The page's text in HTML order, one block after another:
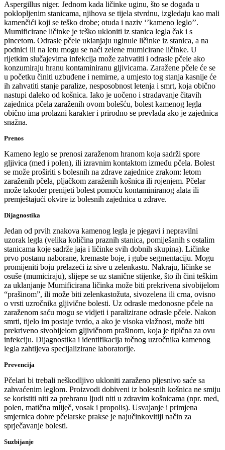
Aspergillus niger. Jednom kada ličinke uginu, što se događa u
poklopljenim stanicama, njihova se tijela stvrdnu, izgledaju kao mali
kamenčići koji se teško drobe; otuda i naziv ‘’kameno leglo’’.
Mumificirane ličinke je teško ukloniti iz stanica legla čak i s
pincetom. Odrasle pčele uklanjaju uginule ličinke iz stanica, a na
podnici ili na letu mogu se naći zelene mumicirane ličinke. U
rijetkim slučajevima infekcija može zahvatiti i odrasle pčele ako
konzumiraju hranu kontaminiranu gljivicama. Zaražene pčele će se
u početku činiti uzbuđene i nemirne, a umjesto tog stanja kasnije će
ih zahvatiti stanje paralize, nesposobnost letenja i smrt, koja obično
nastupi daleko od košnica. Iako je uočeno i stradavanje čitavih
zajednica pčela zaraženih ovom bolešću, bolest kamenog legla
obično ima prolazni karakter i prirodno se prevlada ako je zajednica
snažna.
Prenos
Kameno leglo se prenosi zaraženom hranom koja sadrži spore
gljivica (med i polen), ili izravnim kontaktom između pčela. Bolest
se može proširiti s bolesnih na zdrave zajednice zrakom: letom
zaraženih pčela, pljačkom zaraženih košnica ili rojenjem. Pčelar
može također prenijeti bolest pomoću kontaminiranog alata ili
premještajući okvire iz bolesnih zajednica u zdrave.
Dijagnostika
Jedan od prvih znakova kamenog legla je pjegavi i nepravilni
uzorak legla (velika količina praznih stanica, pomiješanih s ostalim
stanicama koje sadrže jaja i ličinke svih dobnih skupina). Ličinke
prvo postanu naborane, kremaste boje, i gube segmentaciju. Mogu
promijeniti boju prelazeći iz sive u zelenkastu. Nakraju, ličinke se
osuše (mumiciraju), slijepe se uz stanične stijenke, što ih čini teškim
za uklanjanje Mumificirana ličinka može biti prekrivena sivobijelom
“prašinom”, ili može biti zelenkastožuta, sivozelena ili crna, ovisno
o vrsti uzročnika gljivične bolesti. Uz odrasle medonosne pčele na
zaraženom saću mogu se vidjeti i paralizirane odrasle pčele. Nakon
smrti, tijelo im postaje tvrdo, a ako je visoka vlažnost, može biti
prekriveno sivobijelom gljivičnom prašinom, koja je tipična za ovu
infekciju. Dijagnostika i identifikacija točnog uzročnika kamenog
legla zahtijeva specijalizirane laboratorije.
Prevencija
Pčelari bi trebali neškodljivo ukloniti zaraženo pljesnivo saće sa
zahvaćenim leglom. Proizvodi dobiveni iz bolesnih košnica ne smiju
se koristiti niti za prehranu ljudi niti u zdravim košnicama (npr. med,
polen, matična mliječ, vosak i propolis). Usvajanje i primjena
smjernica dobre pčelarske prakse je najučinkovitiji način za
sprječavanje bolesti.
Suzbijanje